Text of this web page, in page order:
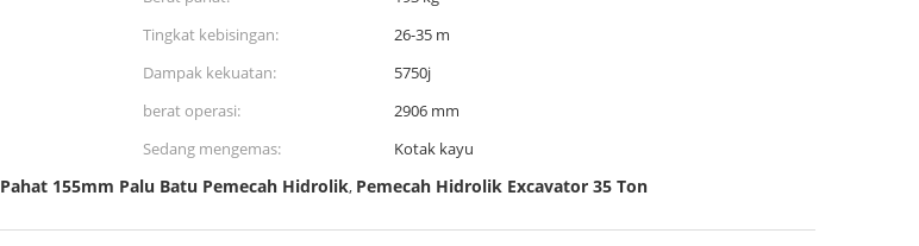
Tingkat kebisingan:
26-35 m
Dampak kekuatan:
5750j
berat operasi:
2906 mm
Sedang mengemas:
Kotak kayu
Pahat 155mm Palu Batu Pemecah Hidrolik, Pemecah Hidrolik Excavator 35 Ton